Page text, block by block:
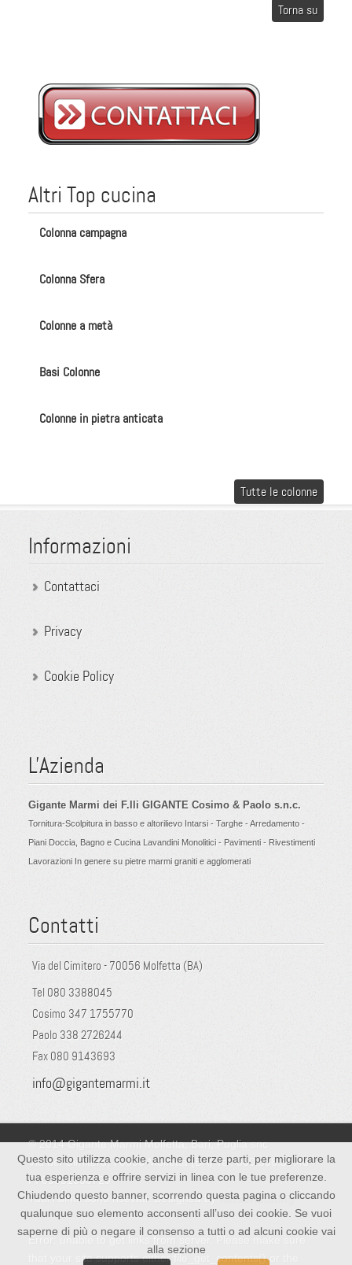
Torna su
Altri Top cucina
Colonna campagna
Colonna Sfera
Colonne a metà
Basi Colonne
Colonne in pietra anticata
Tutte le colonne
Informazioni
Contattaci
Privacy
Cookie Policy
L'Azienda
Gigante Marmi dei F.lli GIGANTE Cosimo & Paolo s.n.c.
Tornitura-Scolpitura in basso e altorilievo Intarsi - Targhe - Arredamento -
Piani Doccia, Bagno e Cucina Lavandini Monolitici - Pavimenti - Rivestimenti
Lavorazioni In genere su pietre marmi graniti e agglomerati
Contatti
Via del Cimitero - 70056 Molfetta (BA)
Tel 080 3388045
Cosimo 347 1755770
Paolo 338 2726244
Fax 080 9143693
info@gigantemarmi.it
© 2014 Gigante Marmi Molfetta, Bari, Puglia snc
Via del Cimitero, 70056 Molfetta (BA) Tel: 080.338.80.45 -
PI 05351950729
Tutti i diritti sono risevati. Designed byMitconsulting
Error: unable to get links from server. Please make sure
that your site supports either file_get_contents() or the
Questo sito utilizza cookie, anche di terze parti, per migliorare la
tua esperienza e offrire servizi in linea con le tue preferenze.
Chiudendo questo banner, scorrendo questa pagina o cliccando
qualunque suo elemento acconsenti all’uso dei cookie. Se vuoi
saperne di più o negare il consenso a tutti o ad alcuni cookie vai
alla sezione